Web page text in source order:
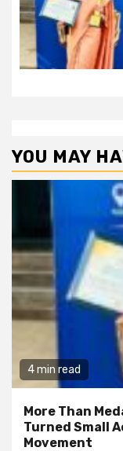
YOU MAY
4 min read
More Than
Turned Small
Movement